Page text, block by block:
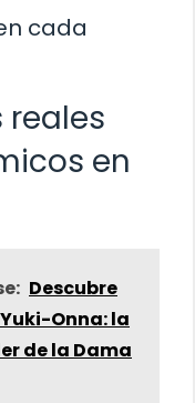
cada
reales
en
Descubre
Onna: la
de la Dama